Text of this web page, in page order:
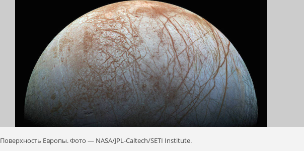
Поверхность Европы. Фото — NASA/JPL-Caltech/SETI Institute.